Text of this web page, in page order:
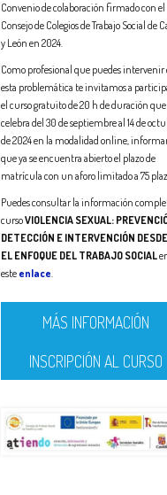
Convenio de colaboración firmado con el
Consejo de Colegios de Trabajo Social de
y León en 2024.
Como profesional que puedes intervenir
esta problemática te invitamos a
el curso gratuito de 20 h de duración que
celebra del 30 de septiembre al 14 de
de 2024 en la modalidad online,
que ya se encuentra abierto el plazo de
matrícula con un aforo limitado a 75
Puedes consultar la información
cursoVIOLENCIA SEXUAL:
DETECCIÓN E INTERVENCIÓN DESDE
EL ENFOQUE DEL TRABAJO SOCIAL
este enlace.
MÁS INFORMACIÓN
INSCRIPCIÓN AL CURSO